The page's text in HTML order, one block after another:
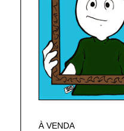
À VENDA